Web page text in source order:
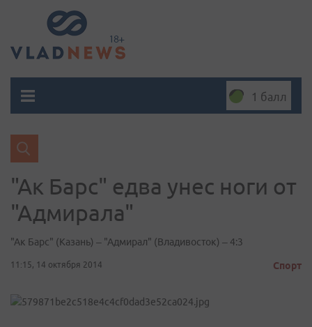
1 балл
"Ак Барс" едва унес ноги от
"Адмирала"
​"Ак Барс" (Казань) – "Адмирал" (Владивосток) – 4:3
11:15, 14 октября 2014 Спорт